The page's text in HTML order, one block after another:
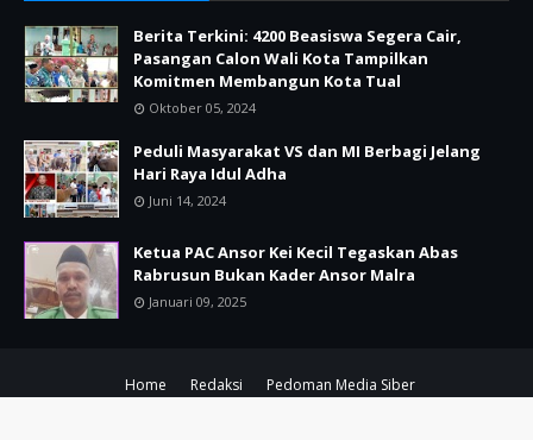
Berita Terkini: 4200 Beasiswa Segera Cair,
Pasangan Calon Wali Kota Tampilkan
Komitmen Membangun Kota Tual
Oktober 05, 2024
Peduli Masyarakat VS dan MI Berbagi Jelang
Hari Raya Idul Adha
Juni 14, 2024
Ketua PAC Ansor Kei Kecil Tegaskan Abas
Rabrusun Bukan Kader Ansor Malra
Januari 09, 2025
Home Redaksi
Pedoman Media Siber